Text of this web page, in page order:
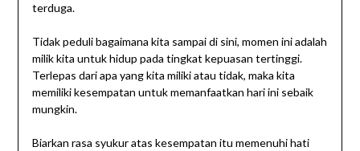
terduga.
Tidak peduli bagaimana kita sampai di sini, momen ini adalah
milik kita untuk hidup pada tingkat kepuasan tertinggi.
Terlepas dari apa yang kita miliki atau tidak, maka kita
memiliki kesempatan untuk memanfaatkan hari ini sebaik
mungkin.
Biarkan rasa syukur atas kesempatan itu memenuhi hati